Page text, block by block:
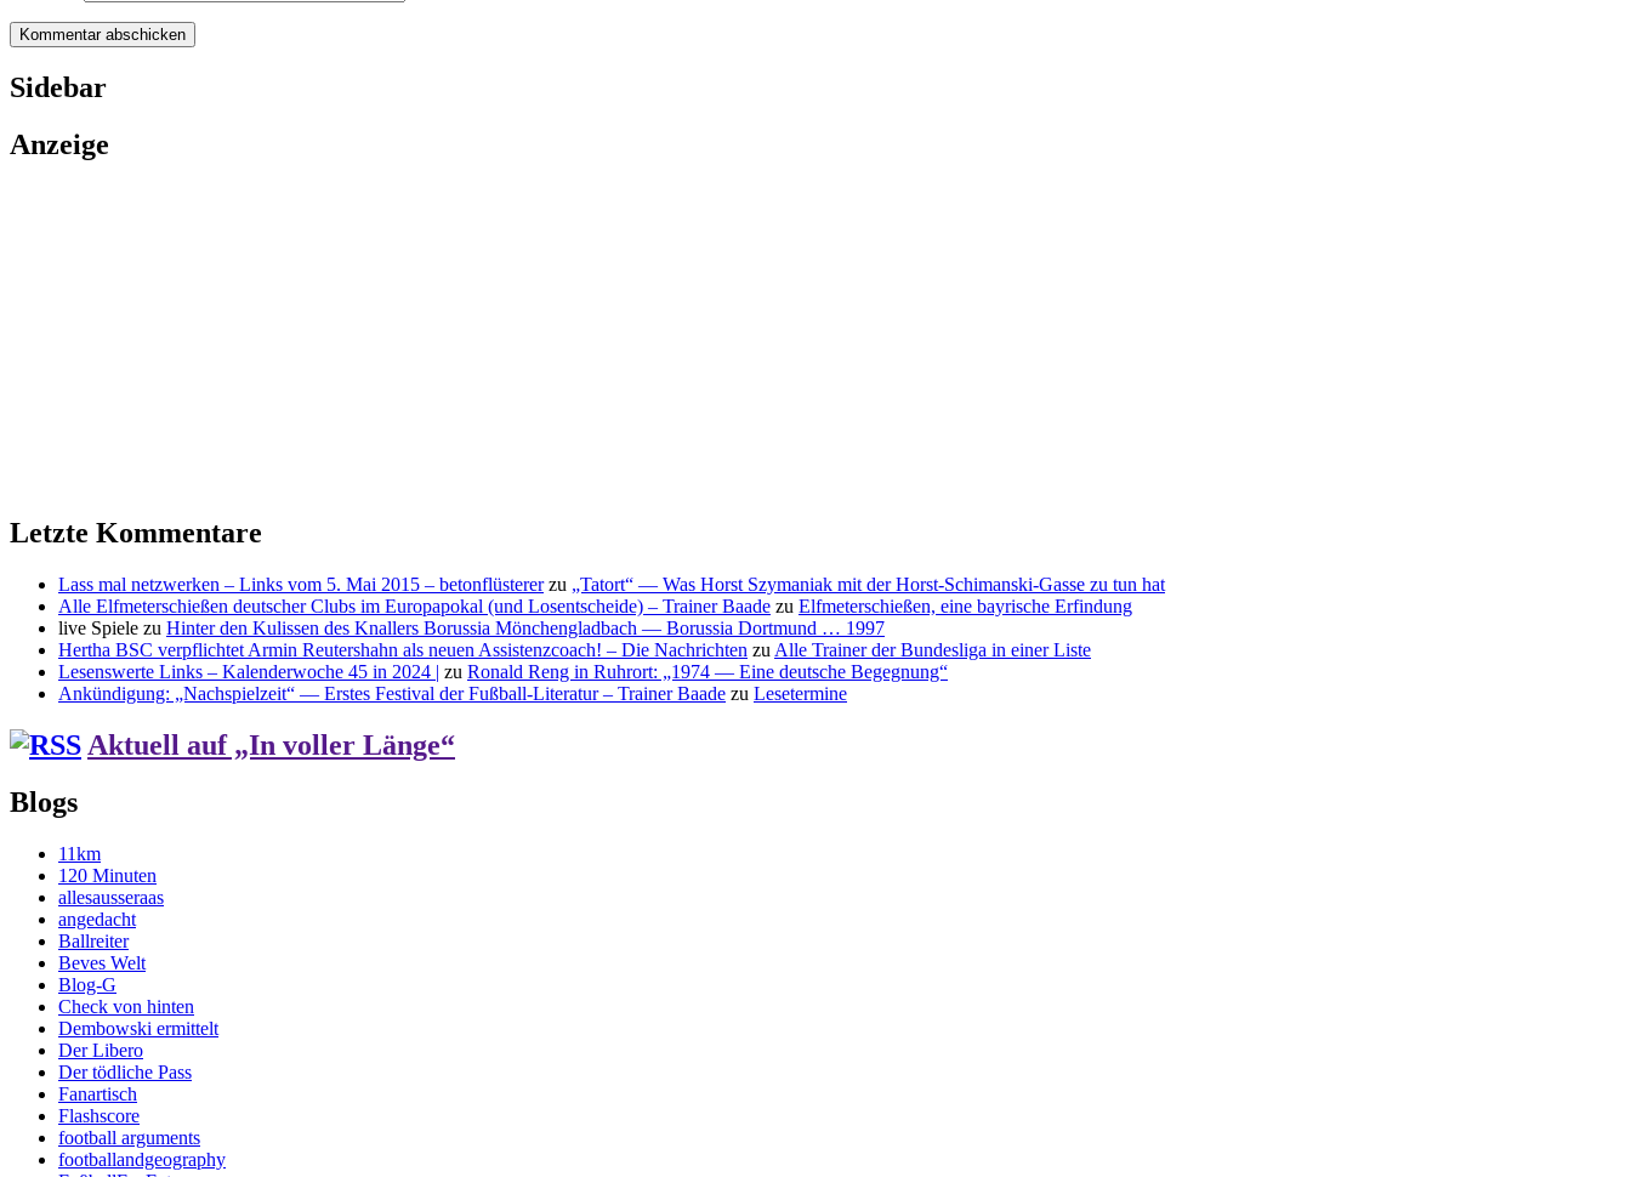
Sidebar
Anzeige
Letzte Kommentare
Lass mal netzwerken – Links vom 5. Mai 2015 – betonflüstererzu „Tatort“ — Was Horst Szymaniak mit der Horst-Schimanski-Gasse zu tun hat
Alle Elfmeterschießen deutscher Clubs im Europapokal (und Losentscheide) – Trainer Baade zu Elfmeterschießen, eine bayrische Erfindung
live Spiele zu Hinter den Kulissen des Knallers Borussia Mönchengladbach — Borussia Dortmund … 1997
Hertha BSC verpflichtet Armin Reutershahn als neuen Assistenzcoach! – Die Nachrichten zu Alle Trainer der Bundesliga in einer Liste
Lesenswerte Links – Kalenderwoche 45 in 2024 | zu Ronald Reng in Ruhrort: „1974 — Eine deutsche Begegnung“
Ankündigung: „Nachspielzeit“ — Erstes Festival der Fußball-Literatur – Trainer Baade zu Lesetermine
Aktuell auf „In voller Länge“
Blogs
11km
120 Minuten
allesausseraas
angedacht
Ballreiter
Beves Welt
Blog-G
Check von hinten
Dembowski ermittelt
Der Libero
Der tödliche Pass
Fanartisch
Flashscore
football arguments
footballandgeography